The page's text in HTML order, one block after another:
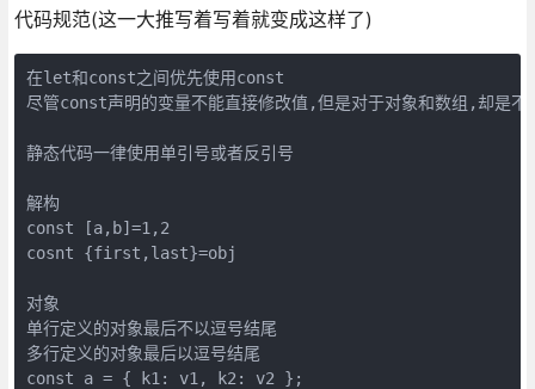
代码规范(这一大推写着写着就变成这样了)
在let和const之间优先使用const
尽管const声明的变量不能直接修改值,但是对于对象和数组,却是不
静态代码一律使用单引号或者反引号
解构
const [a,b]=1,2
cosnt {first,last}=obj
对象
单行定义的对象最后不以逗号结尾
多行定义的对象最后以逗号结尾
const a = { k1: v1, k2: v2 };